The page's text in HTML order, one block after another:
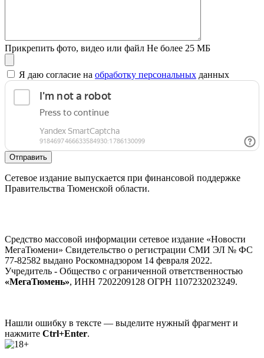
Прикрепить фото, видео или файл Не более 25 МБ
Я даю согласие на обработку персональных данных
Отправить
Сетевое издание выпускается при финансовой поддержке
Правительства Тюменской области.
Средство массовой информации сетевое издание «Новости
МегаТюмени» Свидетельство о регистрации СМИ ЭЛ № ФС
77-82582 выдано Роскомнадзором 14 февраля 2022.
Учредитель - Общество с ограниченной ответственностью
«МегаТюмень», ИНН 7202209128 ОГРН 1107232023249.
Нашли ошибку в тексте — выделите нужный фрагмент и
нажмите Ctrl+Enter.